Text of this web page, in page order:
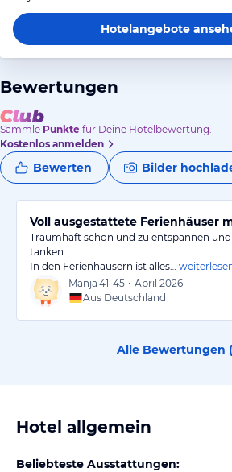
Hotelangebote
Bewertungen
Sammle Punkte für Deine Hotelbewertung.
Kostenlos anmelden
Bewerten Bilder
Voll ausgestattete Ferienhäuser
Traumhaft schön und zu entspannen und
tanken.
In den Ferienhäusern ist alles…
Manja 41-45 • April 2026
Aus Deutschland
Alle Bewertungen (
Hotel allgemein
Beliebteste Ausstattungen: